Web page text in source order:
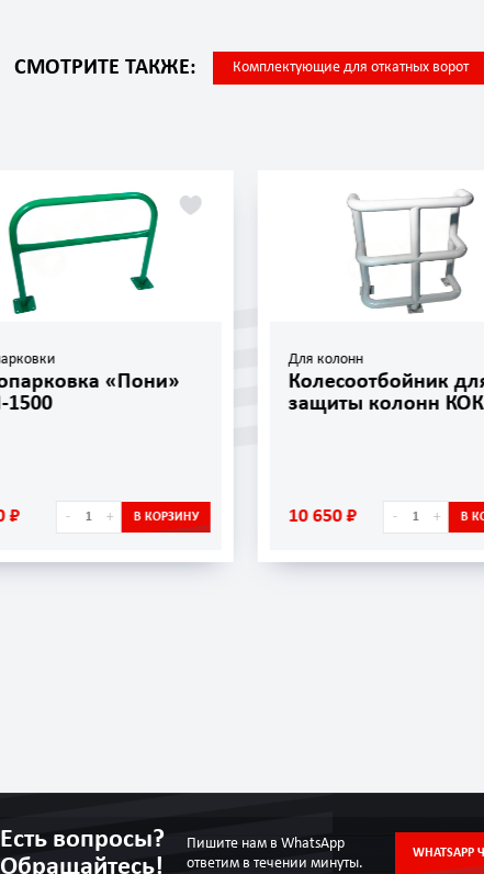
СМОТРИТЕ ТАКЖЕ: Комплектующие для откатных ворот
Для колонн
Колесоотбойник для
защиты колонн КОКА-76
10 650 ₽ - +
Защита стен и
Защита
УЗС-01
817 ₽ -
Есть вопросы?
Обращайтесь!
Пишите нам в WhatsApp
ответим в течении минуты.
WHATSAPP